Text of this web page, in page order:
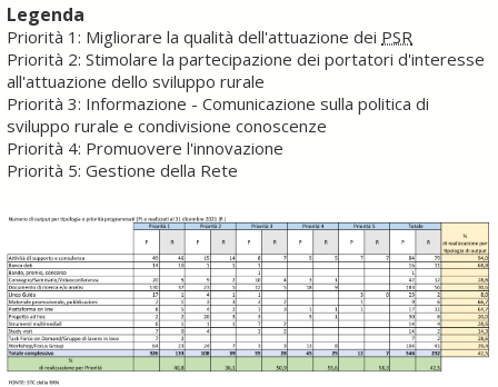
Legenda
Priorità 1: Migliorare la qualità dell'attuazione dei PSR
Priorità 2: Stimolare la partecipazione dei portatori d'interesse
all'attuazione dello sviluppo rurale
Priorità 3: Informazione - Comunicazione sulla politica di
sviluppo rurale e condivisione conoscenze
Priorità 4: Promuovere l'innovazione
Priorità 5: Gestione della Rete